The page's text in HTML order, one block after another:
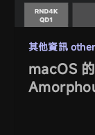
其他資訊
macOS